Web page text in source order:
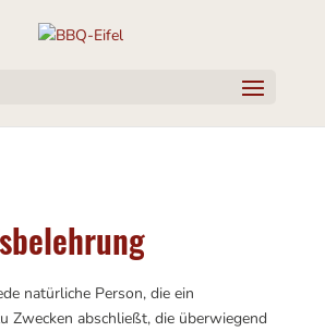
natürliche Person, die ein
Zwecken abschließt, die überwiegend